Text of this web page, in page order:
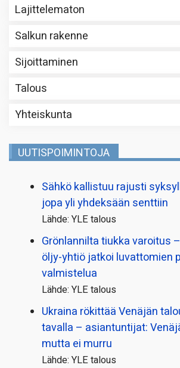
Lajittelematon
Salkun rakenne
Sijoittaminen
Talous
Yhteiskunta
UUTISPOIMINTOJA
Sähkö kallistuu rajusti
jopa yli yhdeksään senttiin
Lähde: YLE talous
Grönlannilta tiukka varoitus
öljy-yhtiö jatkoi luvattomien
valmistelua
Lähde: YLE talous
Ukraina rökittää Venäjän
tavalla – asiantuntijat:
mutta ei murru
Lähde: YLE talous